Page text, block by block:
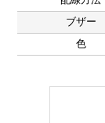
ブザー
色